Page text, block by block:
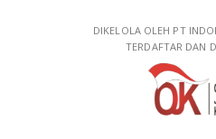
DIKELOLA OLEH PT
TERDAFTAR DAN